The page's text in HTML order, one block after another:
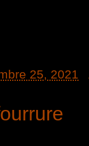
25, 2021